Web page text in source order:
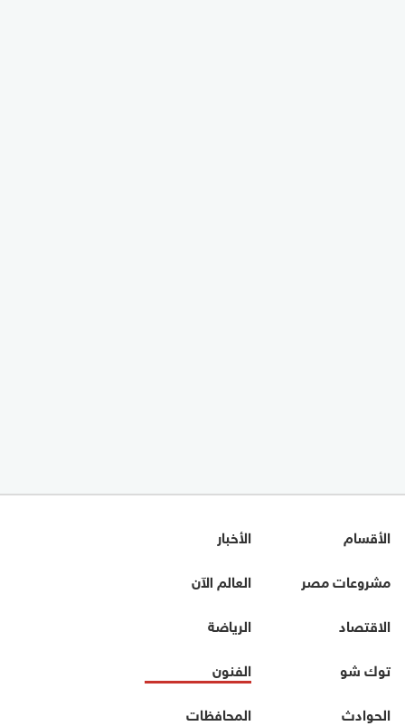
الأقسام
الأخبار
مشروعات مصر
العالم الآن
الاقتصاد
الرياضة
توك شو
الفنون
الحوادث
المحافظات